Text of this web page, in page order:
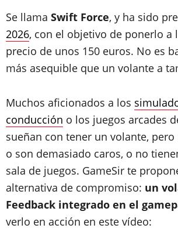
Se llama Swift Force, y ha sido
2026, con el objetivo de ponerlo a
precio de unos 150 euros. No es
más asequible que un volante a
Muchos aficionados a los
conducción o los juegos arcades
sueñan con tener un volante,
o son demasiado caros, o no
sala de juegos. GameSir te
alternativa de compromiso: un
Feedback integrado en el
verlo en acción en este vídeo: